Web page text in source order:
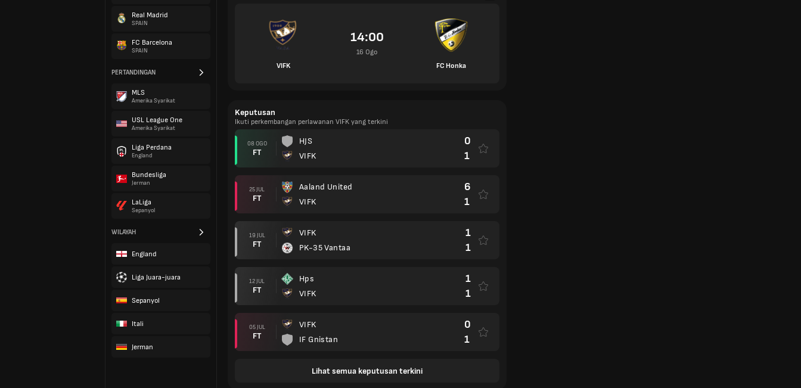
Real Madrid
SPAIN
FC Barcelona
SPAIN
PERTANDINGAN
MLS
Amerika Syarikat
USL League One
Amerika Syarikat
Liga Perdana
England
Bundesliga
Jerman
LaLiga
Sepanyol
WILAYAH
England
Liga Juara-juara
Sepanyol
Itali
Jerman
VIFK
14:00
16 Ogo
FC Honka
Keputusan
Ikuti perkembangan perlawanan VIFK yang terkini
08 OGO
FT
HJS
VIFK
0
1
25 JUL
FT
Aaland United
VIFK
6
1
19 JUL
FT
VIFK
PK-35 Vantaa
1
1
12 JUL
FT
Hps
VIFK
1
1
05 JUL
FT
VIFK
IF Gnistan
0
1
Lihat semua keputusan terkini